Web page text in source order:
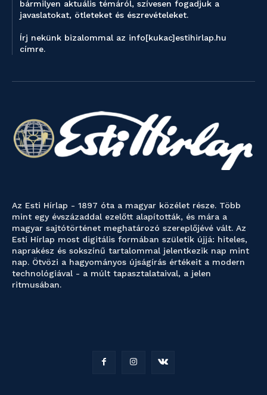
bármilyen aktuális témáról, szívesen fogadjuk a
javaslatokat, ötleteket és észrevételeket.
Írj nekünk bizalommal az info[kukac]estihirlap.hu
címre.
Az Esti Hírlap - 1897 óta a magyar közélet része. Több
mint egy évszázaddal ezelőtt alapították, és mára a
magyar sajtótörténet meghatározó szereplőjévé vált. Az
Esti Hírlap most digitális formában születik újjá: hiteles,
naprakész és sokszínű tartalommal jelentkezik nap mint
nap. Ötvözi a hagyományos újságírás értékeit a modern
technológiával - a múlt tapasztalataival, a jelen
ritmusában.